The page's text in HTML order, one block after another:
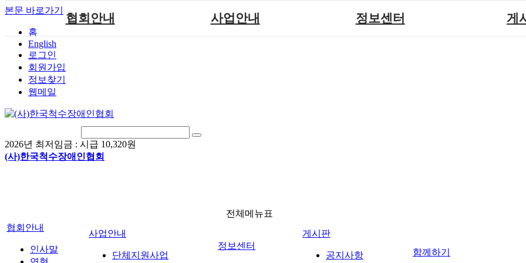
본문 바로가기
홈
English
로그인
회원가입
정보찾기
웹메일
2026년 최저임금 : 시급 10,320원
(사)한국척수장애인협회
협회안내
척수장애란?
찾아오시는길
사업안내
국제 교류/개발 협력사업
정보센터 게
전체메뉴표
협회안내
인사말
사업안내
단체지원사업
정보센터
게시판
공지사항
함께하기